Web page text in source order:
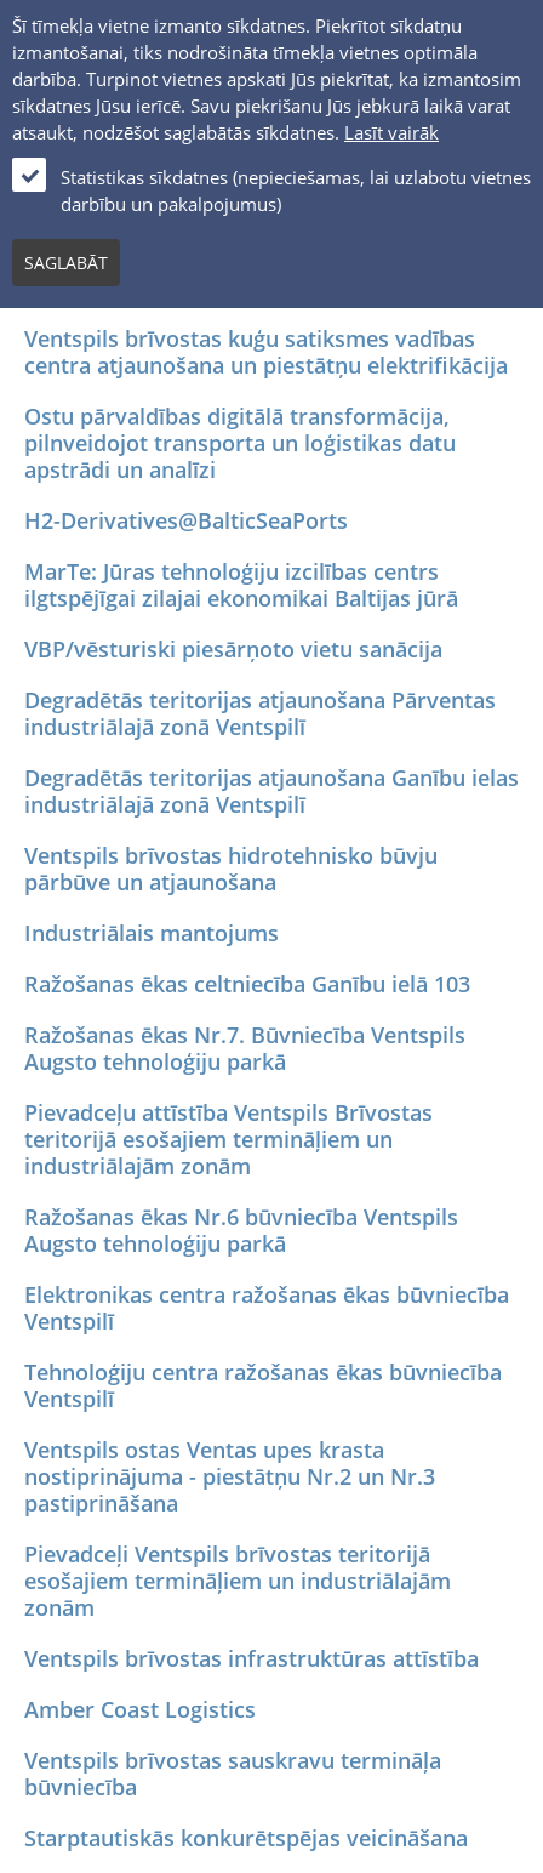
Šī tīmekļa vietne izmanto sīkdatnes. Piekrītot sīkdatņu
izmantošanai, tiks nodrošināta tīmekļa vietnes optimāla
darbība. Turpinot vietnes apskati Jūs piekrītat, ka izmantosim
sīkdatnes Jūsu ierīcē. Savu piekrišanu Jūs jebkurā laikā varat
atsaukt, nodzēšot saglabātās sīkdatnes. Lasīt vairāk
Statistikas sīkdatnes (nepieciešamas, lai uzlabotu vietnes
darbību un pakalpojumus)
SAGLABĀT
ES PROJEKTI
Ventspils brīvostas kuģu satiksmes vadības
centra atjaunošana un piestātņu elektrifikācija
Ostu pārvaldības digitālā transformācija,
pilnveidojot transporta un loģistikas datu
apstrādi un analīzi
H2-Derivatives@BalticSeaPorts
MarTe: Jūras tehnoloģiju izcilības centrs
ilgtspējīgai zilajai ekonomikai Baltijas jūrā
VBP/vēsturiski piesārņoto vietu sanācija
Degradētās teritorijas atjaunošana Pārventas
industriālajā zonā Ventspilī
Degradētās teritorijas atjaunošana Ganību ielas
industriālajā zonā Ventspilī
Ventspils brīvostas hidrotehnisko būvju
pārbūve un atjaunošana
Industriālais mantojums
Ražošanas ēkas celtniecība Ganību ielā 103
Ražošanas ēkas Nr.7. Būvniecība Ventspils
Augsto tehnoloģiju parkā
Pievadceļu attīstība Ventspils Brīvostas
teritorijā esošajiem termināļiem un
industriālajām zonām
Ražošanas ēkas Nr.6 būvniecība Ventspils
Augsto tehnoloģiju parkā
Elektronikas centra ražošanas ēkas būvniecība
Ventspilī
Tehnoloģiju centra ražošanas ēkas būvniecība
Ventspilī
Ventspils ostas Ventas upes krasta
nostiprinājuma - piestātņu Nr.2 un Nr.3
pastiprināšana
Pievadceļi Ventspils brīvostas teritorijā
esošajiem termināļiem un industriālajām
zonām
Ventspils brīvostas infrastruktūras attīstība
Amber Coast Logistics
Ventspils brīvostas sauskravu termināļa
būvniecība
Starptautiskās konkurētspējas veicināšana